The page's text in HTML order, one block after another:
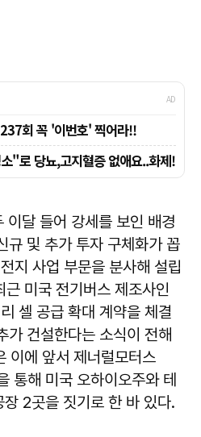
이달 들어 강세를 보인 배경
규 및 추가 투자 구체화가 꼽
지 사업 부문을 분사해 설립
미국 전기버스 제조사인
셀 공급 확대 계약을 체결
가 건설한다는 소식이 전해
이에 앞서 제너럴모터스
통해 미국 오하이오주와 테
2곳을 짓기로 한 바 있다.